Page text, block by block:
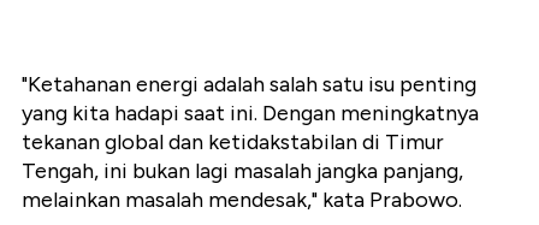
"Ketahanan energi adalah salah satu isu penting
yang kita hadapi saat ini. Dengan meningkatnya
tekanan global dan ketidakstabilan di Timur
Tengah, ini bukan lagi masalah jangka panjang,
melainkan masalah mendesak," kata Prabowo.